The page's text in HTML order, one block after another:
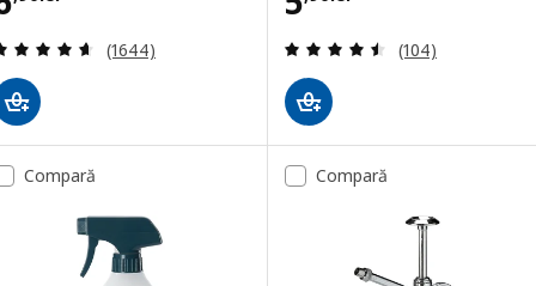
Evaluare: 4.6 din 5 stele. Total recenzii:
(1644) Evaluare: 4.5
(104)
Compară Compară